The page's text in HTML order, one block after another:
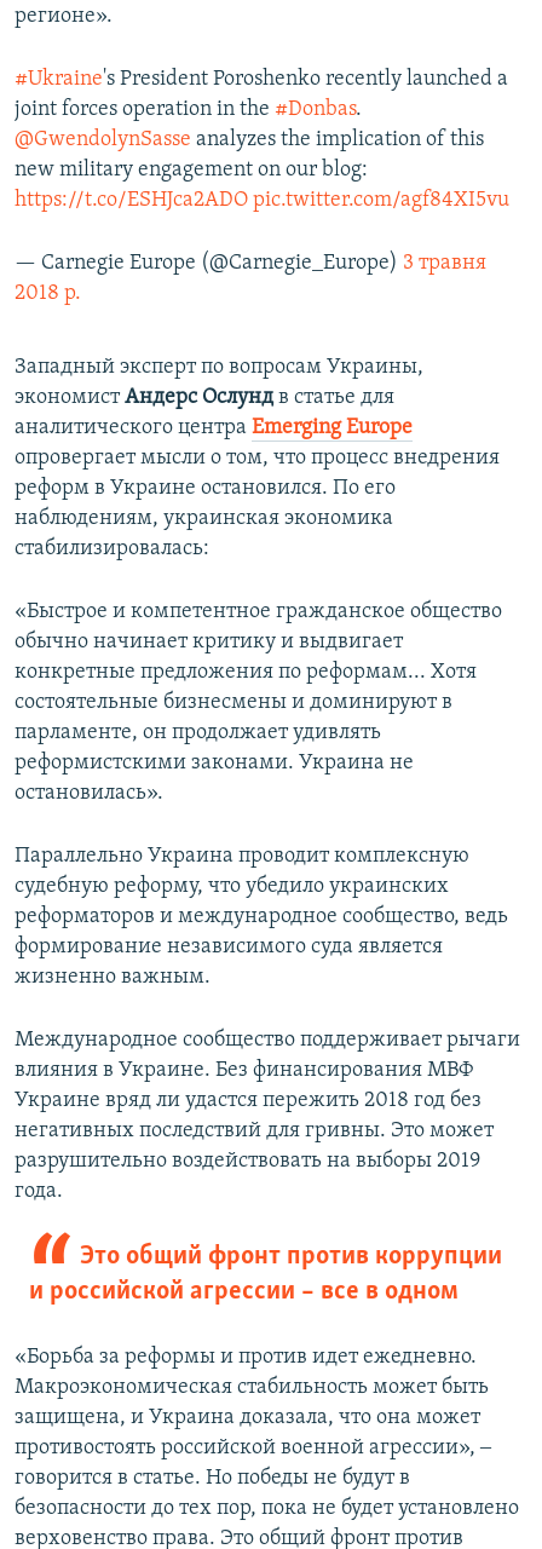
регионе».
#Ukraine's President Poroshenko recently launched a
joint forces operation in the #Donbas.
@GwendolynSasse analyzes the implication of this
new military engagement on our blog:
https://t.co/ESHJca2ADO pic.twitter.com/agf84XI5vu
— Carnegie Europe (@Carnegie_Europe) 3 травня
2018 р.
Западный эксперт по вопросам Украины,
экономистАндерс Ослундв статье для
аналитического центра Emerging Europe
опровергает мысли о том, что процесс внедрения
реформ в Украине остановился. По его
наблюдениям, украинская экономика
стабилизировалась:
«Быстрое и компетентное гражданское общество
обычно начинает критику и выдвигает
конкретные предложения по реформам... Хотя
состоятельные бизнесмены и доминируют в
парламенте, он продолжает удивлять
реформистскими законами. Украина не
остановилась».
Параллельно Украина проводит комплексную
судебную реформу, что убедило украинских
реформаторов и международное сообщество, ведь
формирование независимого суда является
жизненно важным.
Международное сообщество поддерживает рычаги
влияния в Украине. Без финансирования МВФ
Украине вряд ли удастся пережить 2018 год без
негативных последствий для гривны. Это может
разрушительно воздействовать на выборы 2019
года.
Это общий фронт против коррупции
и российской агрессии – все в одном
«Борьба за реформы и против идет ежедневно.
Макроэкономическая стабильность может быть
защищена, и Украина доказала, что она может
противостоять российской военной агрессии», ‒
говорится в статье. Но победы не будут в
безопасности до тех пор, пока не будет установлено
верховенство права. Это общий фронт против